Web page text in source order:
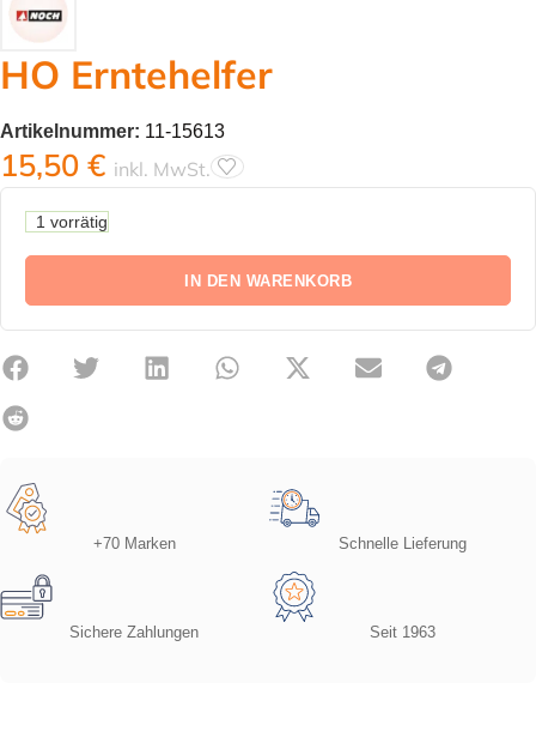
HO Erntehelfer
Artikelnummer: 11-15613
15,50 € inkl. MwSt.
1 vorrätig
IN DEN WARENKORB
+70 Marken Schnelle Lieferung
Sichere Zahlungen Seit 1963